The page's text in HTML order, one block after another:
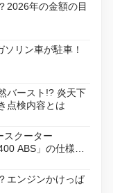
2026年の金額の目
リン車が駐車！
バースト!? 炎天下
点検内容とは
スクーター
ABS」の仕様を
エンジンかけっぱ